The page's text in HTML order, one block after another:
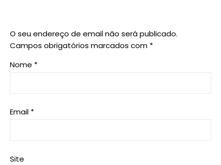
O seu endereço de email não será publicado.
Campos obrigatórios marcados com *
Nome *
Email *
Site